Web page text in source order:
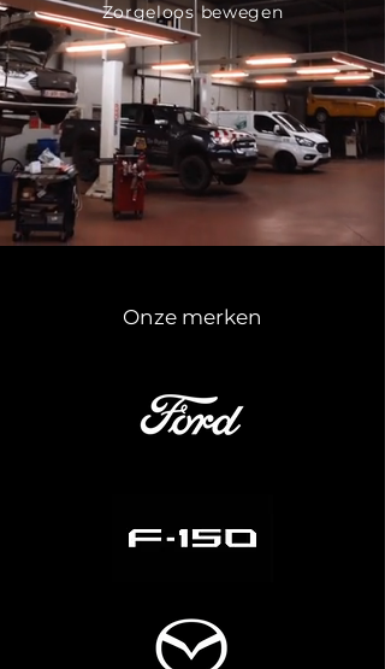
Zorgeloos bewegen
Onze merken